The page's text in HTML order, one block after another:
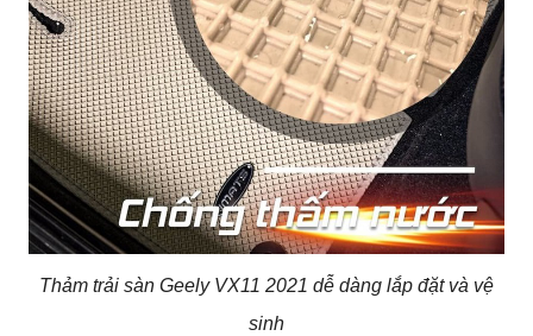
Thảm trải sàn Geely VX11 2021 dễ dàng lắp đặt và vệ
sinh